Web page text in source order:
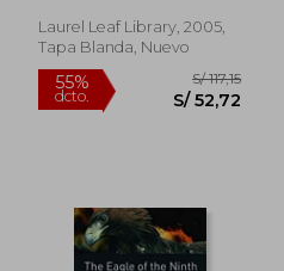
Laurel Leaf Library, 2005,
Tapa Blanda, Nuevo